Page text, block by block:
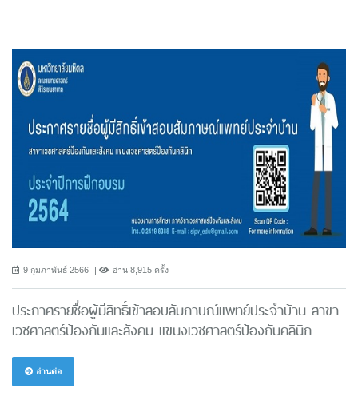
9 กุมภาพันธ์ 2566 อ่าน 8,915 ครั้ง
ประกาศรายชื่อผู้มีสิทธิ์เข้าสอบสัมภาษณ์แพทย์ประจำบ้าน สาขา
เวชศาสตร์ป้องกันและสังคม แขนงเวชศาสตร์ป้องกันคลินิก
อ่านต่อ